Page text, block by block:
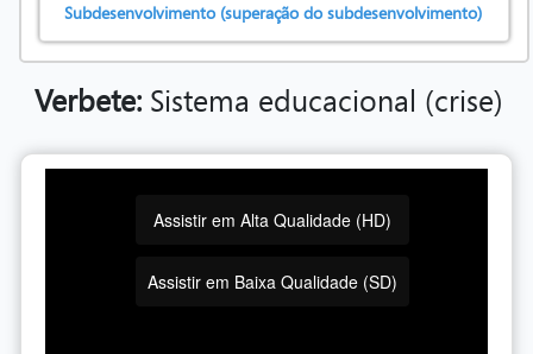
Subdesenvolvimento (superação do subdesenvolvimento)
Verbete:Sistema educacional (crise)
Assistir em Alta Qualidade (HD)
Assistir em Baixa Qualidade (SD)